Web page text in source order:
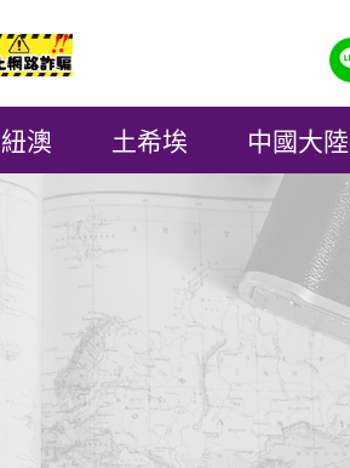
紐澳 土希埃 中國大陸